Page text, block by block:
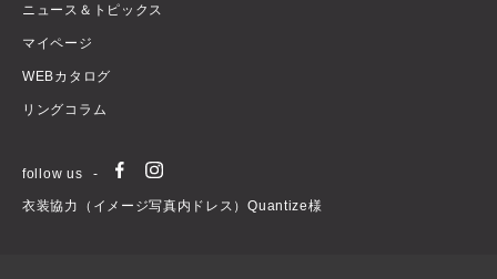
ニュース＆トピックス
マイページ
WEBカタログ
リングコラム
follow us
衣装協力（イメージ写真内ドレス）Quantize様